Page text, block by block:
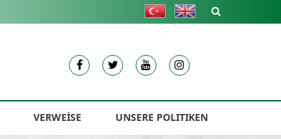
VERWEİSE UNSERE POLITIKEN